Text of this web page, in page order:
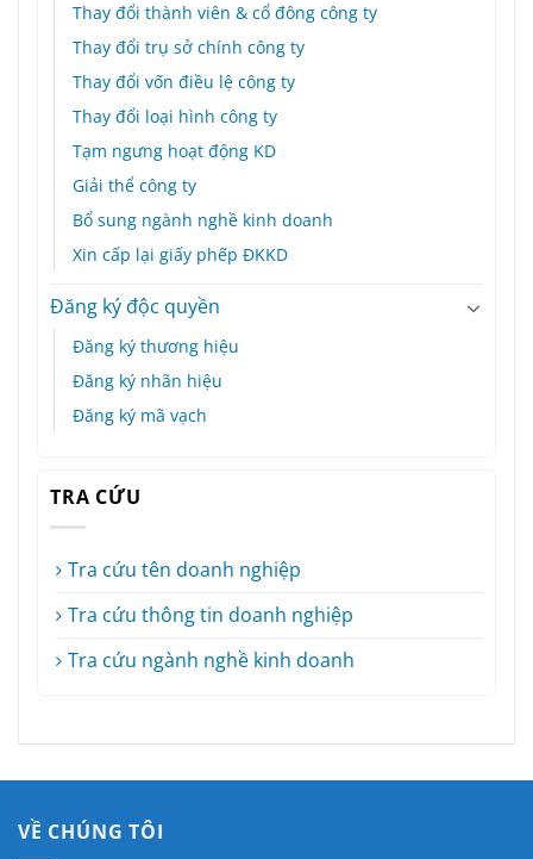
Thay đổi thành viên & cổ đông công ty
Thay đổi trụ sở chính công ty
Thay đổi vốn điều lệ công ty
Thay đổi loại hình công ty
Tạm ngưng hoạt động KD
Giải thể công ty
Bổ sung ngành nghề kinh doanh
Xin cấp lại giấy phếp ĐKKD
Đăng ký độc quyền
Đăng ký thương hiệu
Đăng ký nhãn hiệu
Đăng ký mã vạch
TRA CỨU
Tra cứu tên doanh nghiệp
Tra cứu thông tin doanh nghiệp
Tra cứu ngành nghề kinh doanh
VỀ CHÚNG TÔI